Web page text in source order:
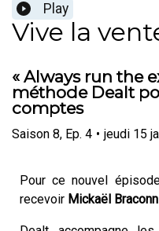
Play
Vive la
« Always run the
méthode Dealt
comptes
Saison 8, Ep. 4 • jeudi 15
Pour ce nouvel
recevoir Mickaël